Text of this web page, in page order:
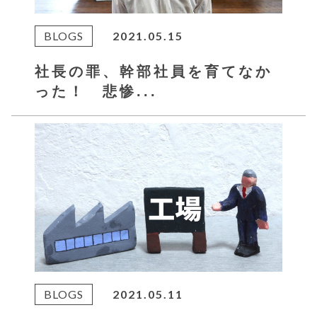
BLOGS 2021.05.15
社長の罪、幹部社員を育てなか
った！ 悲惨...
BLOGS 2021.05.11